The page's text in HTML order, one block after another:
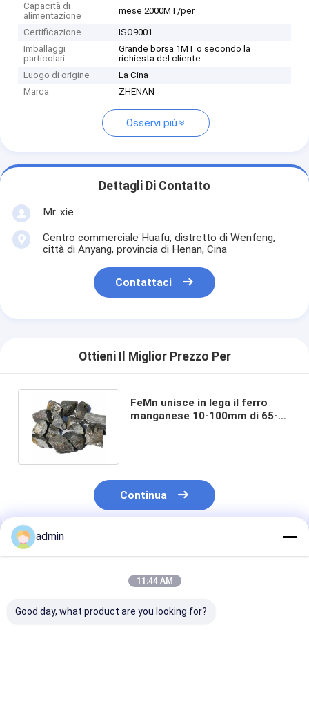
Capacità di
alimentazione
mese 2000MT/per
Certificazione
ISO9001
Imballaggi
particolari
Grande borsa 1MT o secondo la
richiesta del cliente
Luogo di origine
La Cina
Marca
ZHENAN
Osservi più
Dettagli Di Contatto
Mr. xie
Centro commerciale Huafu, distretto di Wenfeng,
città di Anyang, provincia di Henan, Cina
Contattaci
Ottieni Il Miglior Prezzo Per
FeMn unisce in lega il ferro
manganese 10-100mm di 65-
Continua
Prodotti Raccomandati
admin
11:44 AM
Good day, what product are you looking for?